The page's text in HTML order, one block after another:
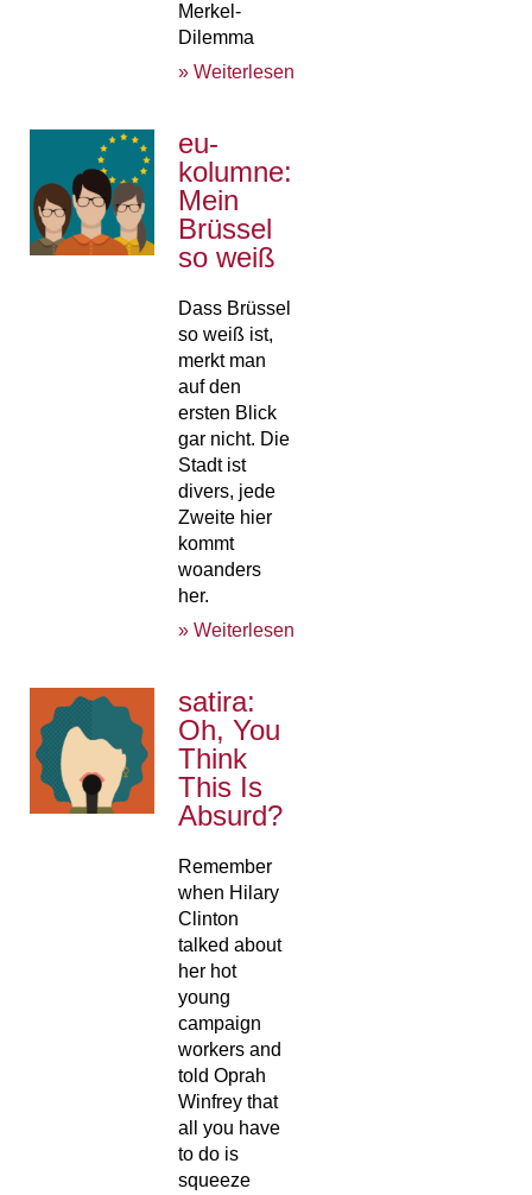
Merkel-
Dilemma
» Weiterlesen
eu-
kolumne:
Mein
Brüssel
so weiß
Dass Brüssel
so weiß ist,
merkt man
auf den
ersten Blick
gar nicht. Die
Stadt ist
divers, jede
Zweite hier
kommt
woanders
her.
» Weiterlesen
satira:
Oh, You
Think
This Is
Absurd?
Remember
when Hilary
Clinton
talked about
her hot
young
campaign
workers and
told Oprah
Winfrey that
all you have
to do is
squeeze